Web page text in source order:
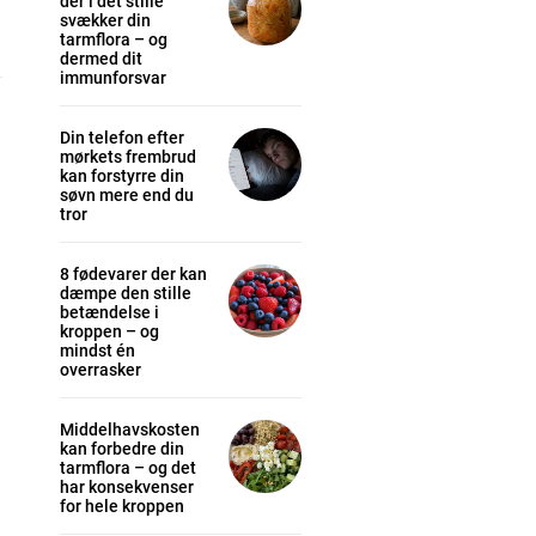
/ year
svækker din
tarmflora – og
dermed dit
immunforsvar
Din telefon efter
mørkets frembrud
kan forstyrre din
søvn mere end du
tror
8 fødevarer der kan
dæmpe den stille
betændelse i
kroppen – og
mindst én
overrasker
Middelhavskosten
kan forbedre din
tarmflora – og det
har konsekvenser
for hele kroppen